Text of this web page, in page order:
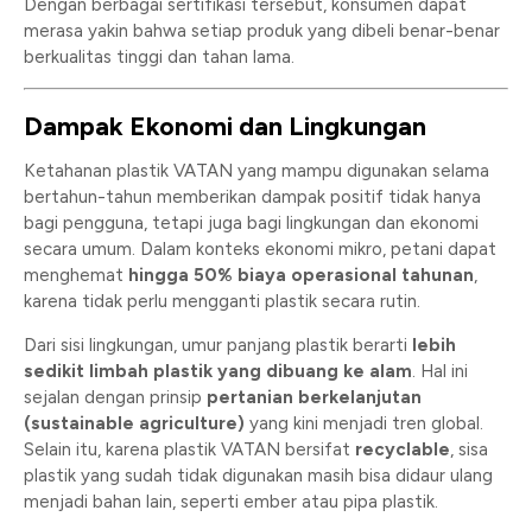
Dengan berbagai sertifikasi tersebut, konsumen dapat
merasa yakin bahwa setiap produk yang dibeli benar-benar
berkualitas tinggi dan tahan lama.
Dampak Ekonomi dan Lingkungan
Ketahanan plastik VATAN yang mampu digunakan selama
bertahun-tahun memberikan dampak positif tidak hanya
bagi pengguna, tetapi juga bagi lingkungan dan ekonomi
secara umum. Dalam konteks ekonomi mikro, petani dapat
menghemat hingga 50% biaya operasional tahunan,
karena tidak perlu mengganti plastik secara rutin.
Dari sisi lingkungan, umur panjang plastik berarti lebih
sedikit limbah plastik yang dibuang ke alam. Hal ini
sejalan dengan prinsip pertanian berkelanjutan
(sustainable agriculture) yang kini menjadi tren global.
Selain itu, karena plastik VATAN bersifat recyclable, sisa
plastik yang sudah tidak digunakan masih bisa didaur ulang
menjadi bahan lain, seperti ember atau pipa plastik.